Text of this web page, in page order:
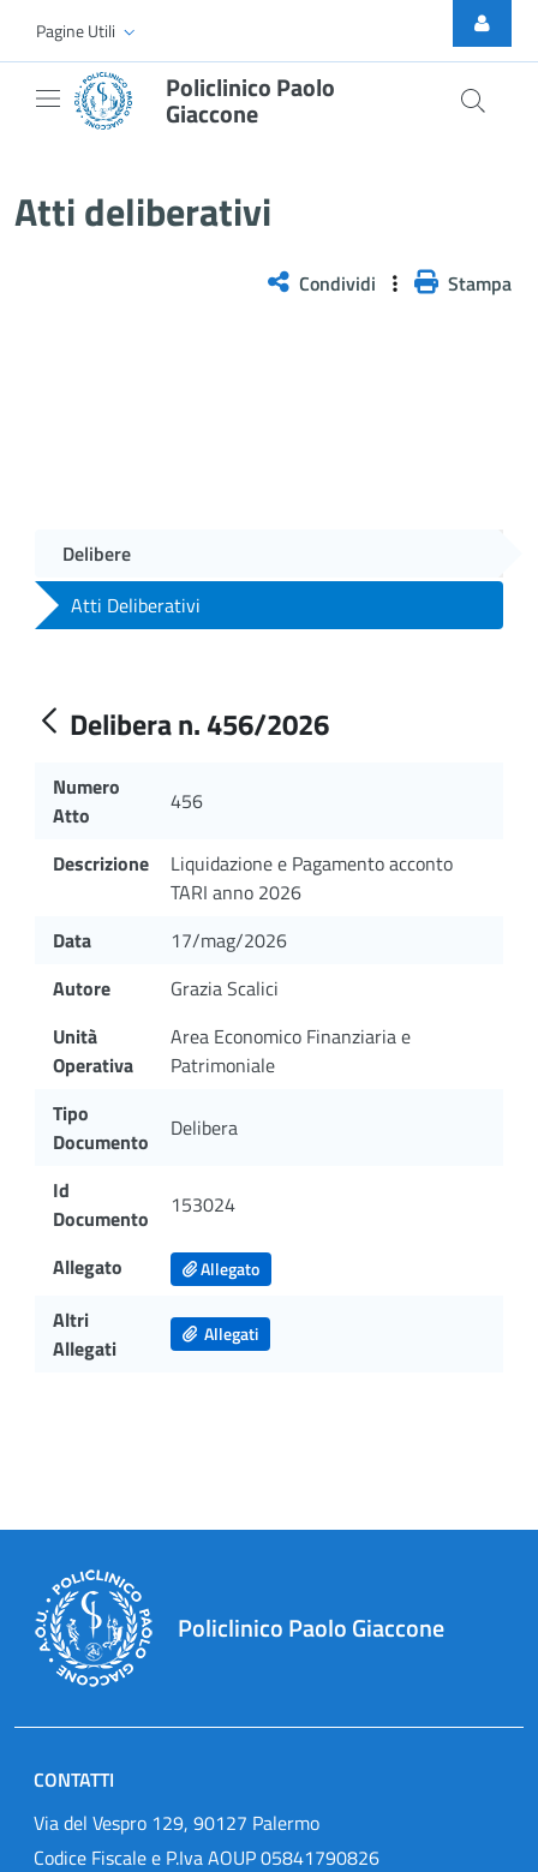
Skip to Main Content
Pagine Utili
Policlinico Paolo
Giaccone
Atti deliberativi
Condividi Stampa
Delibere
Atti Deliberativi
Delibera n. 456/2026
Numero
Atto
456
Descrizione
Liquidazione e Pagamento acconto
TARI anno 2026
Data
17/mag/2026
Autore
Grazia Scalici
Unità
Operativa
Area Economico Finanziaria e
Patrimoniale
Tipo
Documento
Delibera
Id
Documento
153024
Allegato Allegato
Altri
Allegati
Allegati
Policlinico Paolo Giaccone
CONTATTI
Via del Vespro 129, 90127 Palermo
Codice Fiscale e P.Iva AOUP 05841790826